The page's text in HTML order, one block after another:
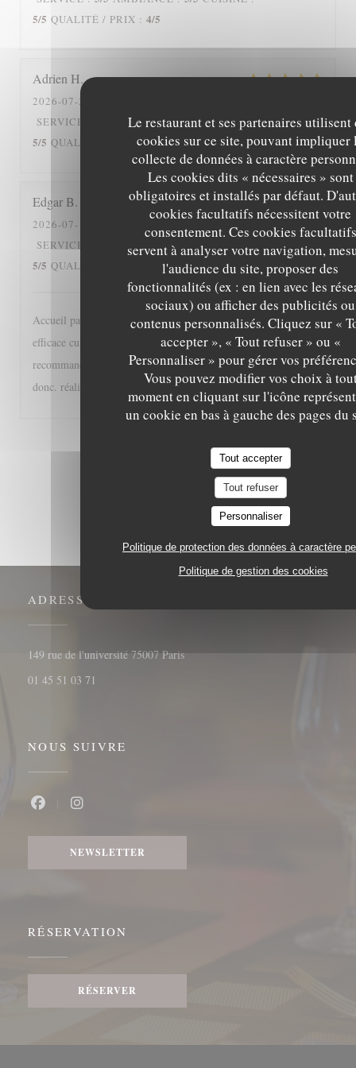
Le restaurant et ses partenaires utilisent
cookies sur ce site, pouvant impliquer
collecte de données à caractère
Les cookies dits « nécessaires » sont
obligatoires et installés par défaut.
cookies facultatifs nécessitent votre
consentement. Ces cookies facultatifs
servent à analyser votre navigation,
l'audience du site, proposer des
fonctionnalités (ex : en lien avec les
sociaux) ou afficher des publicités ou
contenus personnalisés. Cliquez sur «
accepter », « Tout refuser » ou «
Personnaliser » pour gérer vos
Vous pouvez modifier vos choix à
moment en cliquant sur l'icône
un cookie en bas à gauche des pages du
Tout accepter
Tout refuser
Personnaliser
Politique de protection des données à caractère
Politique de gestion des cookies
5/5 QUALITÉ / PRIX : 4/5
Adrien H
2026-07-20
SERVICE
AMBIANCE: 5/5 CUISINE:
5/5 QUALITÉ / PRIX : 5/5
Edgar B
2026-07-15
SERVICE
AMBIANCE: CUISINE
5/5 QUALITÉ / PRIX
Accueil particulièrement sympathique, service diligent et
efficace cuisine classique bien réalisée, bref une adresse à
recommander à tous les gourmands et gourmets, A très bientôt
donc. réalisée
3
ADRESSE
149 rue de l'université 75007 Paris((ouvre une nouvelle fenêtre))
01 45 51 03 71
NOUS SUIVRE
NEWSLETTER
RÉSERVATION
RÉSERVER